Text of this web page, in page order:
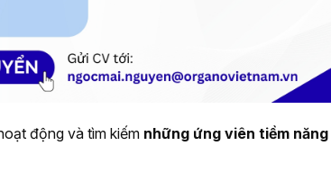
động và tìm kiếm những ứng viên tiềm năng